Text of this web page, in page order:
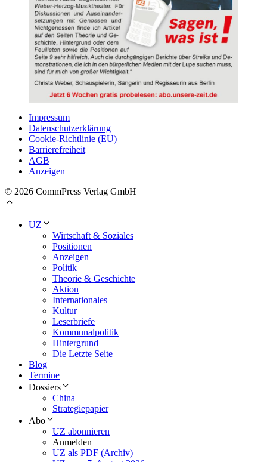
Impressum
Datenschutzerklärung
Cookie-Richtlinie (EU)
Barrierefreiheit
AGB
Anzeigen
© 2026 CommPress Verlag GmbH
UZ
Wirtschaft & Soziales
Positionen
Anzeigen
Politik
Theorie & Geschichte
Aktion
Internationales
Kultur
Leserbriefe
Kommunalpolitik
Hintergrund
Die Letzte Seite
Blog
Termine
Dossiers
China
Strategiepapier
Abo
UZ abonnieren
Anmelden
UZ als PDF (Archiv)